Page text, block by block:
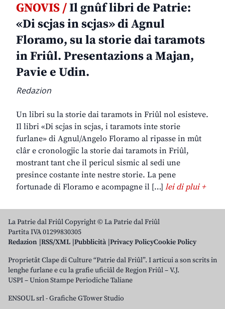
GNOVIS /Il gnûf libri de Patrie:
«Di scjas in scjas» di Agnul
Floramo, su la storie dai taramots
in Friûl. Presentazions a Majan,
Pavie e Udin.
Redazion
Un libri su la storie dai taramots in Friûl nol esisteve.
Il libri «Di scjas in scjas, i taramots inte storie
furlane» di Agnul/Angelo Floramo al ripasse in mût
clâr e cronologjic la storie dai taramots in Friûl,
mostrant tant che il pericul sismic al sedi une
presince costante inte nestre storie. La pene
fortunade di Floramo e acompagne il […] lei di plui +
La Patrie dal Friûl Copyright © La Patrie dal Friûl
Partita IVA 01299830305
Redazion RSS/XML Pubblicità Privacy PolicyCookie Policy
Proprietât Clape di Culture “Patrie dal Friûl”. I articui a son scrits in
lenghe furlane e cu la grafie uficiâl de Regjon Friûl – V.J.
USPI – Union Stampe Periodiche Taliane
ENSOUL srl-Grafiche GTower Studio